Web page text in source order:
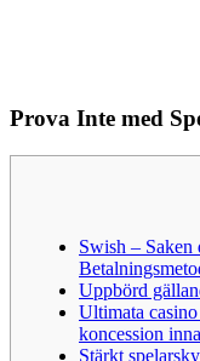
Prova Inte med
Swish – Saken
Uppbörd
Ultimata
koncession
Stärkt